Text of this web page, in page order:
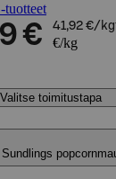
€ 41,92 €/kg
€/kg
Valitse toimitustapa